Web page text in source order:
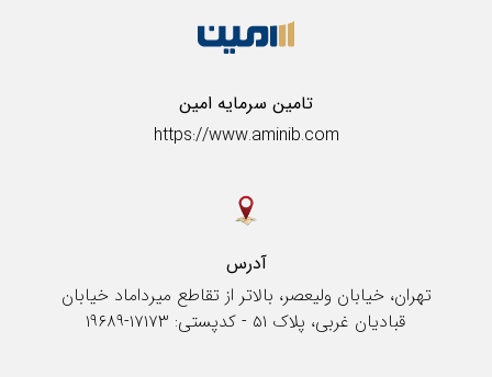
تامین سرمایه امین
https://www.aminib.com
آدرس
تهران، خیابان ولیعصر، بالاتر از تقاطع میرداماد خیابان
قبادیان غربی، پلاک ۵۱ - کدپستی: ۱۷۱۷۳-۱۹۶۸۹